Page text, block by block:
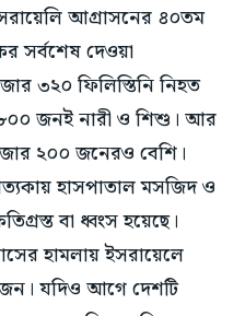
আগ্রাসনের ৪০তম
সর্বশেষ দেওয়া
৩২০ ফিলিস্তিনি নিহত
৮০০ জনই নারী ও শিশু। আর
২০০ জনেরও বেশি।
হাসপাতাল মসজিদ ও
বা ধ্বংস হয়েছে।
হামলায় ইসরায়েলে
যদিও আগে দেশটি